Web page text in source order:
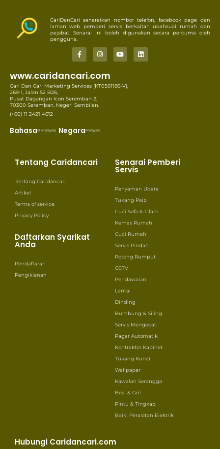
CariDanCari senaraikan nombor telefon, facebook page dan
laman web pemberi servis berkaitan ubahsuai rumah dan
pejabat. Senarai ini boleh digunakan secara percuma oleh
pengguna.
www.caridancari.com
Cari Dan Cari Marketing Services (KT0561186-V),
269-1, Jalan S2 B26,
Pusat Dagangan Icon Seremban 2,
70300 Seremban, Negeri Sembilan.
(+60) 11 2421 4612
BahasaB. Malaysia NegaraMalaysia
Tentang Caridancari
Tentang Caridancari
Artikel
Terms of service
Privacy Policy
Daftarkan Syarikat
Anda
Pendaftaran
Pengiklanan
Senarai Pemberi
Servis
Penyaman Udara
Tukang Paip
Cuci Sofa & Tilam
Kemas Rumah
Cuci Rumah
Servis Pindah
Potong Rumput
CCTV
Pendawaian
Lantai
Dinding
Bumbung & Siling
Servis Mengecat
Pagar Automatik
Kontraktor Kabinet
Tukang Kunci
Wallpaper
Kawalan Serangga
Besi & Gril
Pintu & Tingkap
Baiki Peralatan Elektrik
Hubungi Caridancari.com